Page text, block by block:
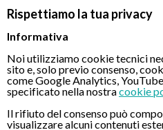
Rispettiamo la tua privacy
Informativa
Noi utilizziamo cookie tecnici
sito e, solo previo consenso,
come Google Analytics,
specificato nella nostracookie
Il rifiuto del consenso può
visualizzare alcuni contenuti
Chiamaci